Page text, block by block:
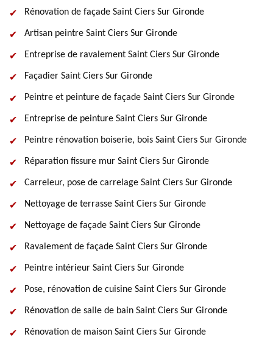
Rénovation de façade Saint Ciers Sur Gironde
Artisan peintre Saint Ciers Sur Gironde
Entreprise de ravalement Saint Ciers Sur Gironde
Façadier Saint Ciers Sur Gironde
Peintre et peinture de façade Saint Ciers Sur Gironde
Entreprise de peinture Saint Ciers Sur Gironde
Peintre rénovation boiserie, bois Saint Ciers Sur Gironde
Réparation fissure mur Saint Ciers Sur Gironde
Carreleur, pose de carrelage Saint Ciers Sur Gironde
Nettoyage de terrasse Saint Ciers Sur Gironde
Nettoyage de façade Saint Ciers Sur Gironde
Ravalement de façade Saint Ciers Sur Gironde
Peintre intérieur Saint Ciers Sur Gironde
Pose, rénovation de cuisine Saint Ciers Sur Gironde
Rénovation de salle de bain Saint Ciers Sur Gironde
Rénovation de maison Saint Ciers Sur Gironde